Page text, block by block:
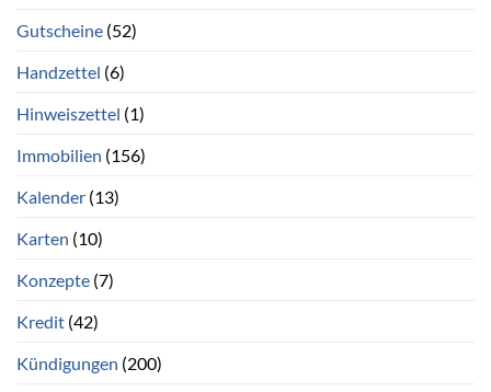
Gutscheine (52)
Handzettel (6)
Hinweiszettel (1)
Immobilien (156)
Kalender (13)
Karten (10)
Konzepte (7)
Kredit (42)
Kündigungen (200)